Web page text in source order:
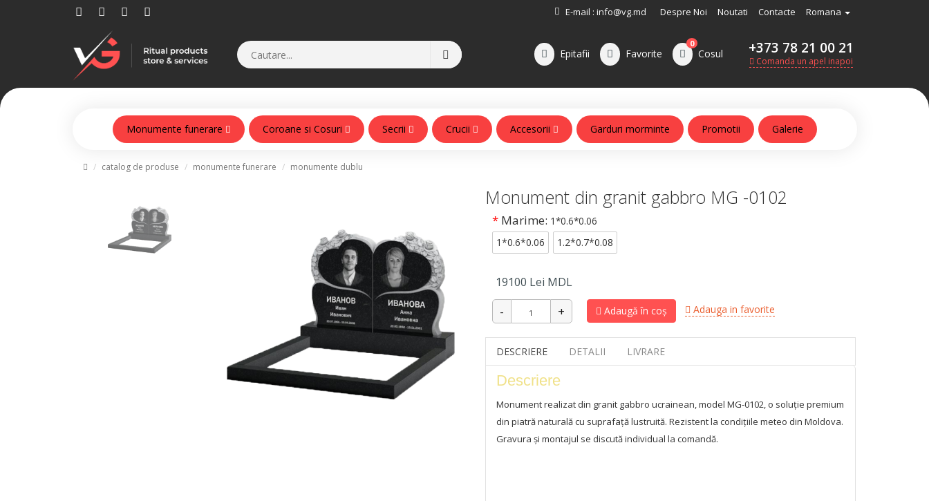
E-mail : info@vg.md Despre Noi Noutati Contacte Romana
Epitafii Favorite Cosul
0 +373 78 21 00 21
Comanda un apel inapoi
Monumente funerare Coroane si Cosuri Secrii Crucii Accesorii Garduri morminte Promotii Galerie
catalog de produse monumente funerare monumente dublu
Monument din granit gabbro MG -0102
*Marime: 1*0.6*0.06
1*0.6*0.06
1.2*0.7*0.08
19100 Lei MDL
Adaugă în coș Adauga in favorite
DESCRIERE DETALII LIVRARE
Descriere
Monument realizat din granit gabbro ucrainean, model MG-0102, o soluție premium
din piatră naturală cu suprafață lustruită. Rezistent la condițiile meteo din Moldova.
Gravura și montajul se discută individual la comandă.